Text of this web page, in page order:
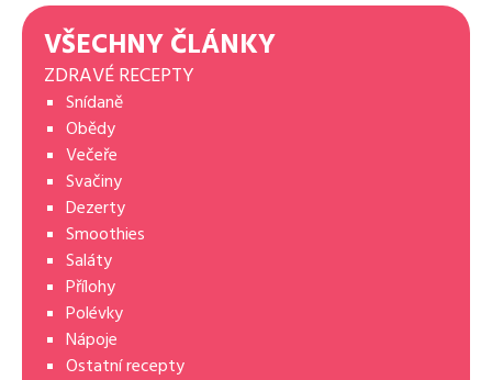
VŠECHNY ČLÁNKY
ZDRAVÉ RECEPTY
Snídaně
Obědy
Večeře
Svačiny
Dezerty
Smoothies
Saláty
Přílohy
Polévky
Nápoje
Ostatní recepty